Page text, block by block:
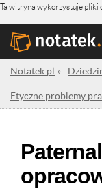
Ta witryna wykorzystuje pliki
Notatek.pl »
Etyczne problemy